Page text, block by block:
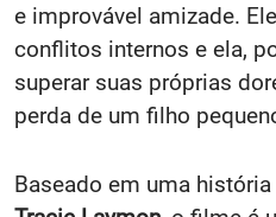
e improvável amizade.
conflitos internos e ela,
superar suas próprias
perda de um filho
Baseado em uma